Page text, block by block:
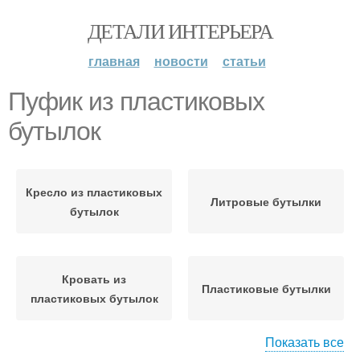
ДЕТАЛИ ИНТЕРЬЕРА
главная новости статьи
Пуфик из пластиковых
бутылок
Кресло из пластиковых
бутылок
Литровые бутылки
Кровать из
пластиковых бутылок
Пластиковые бутылки
Показать все